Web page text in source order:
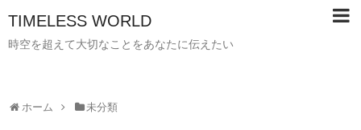
TIMELESS WORLD
時空を超えて大切なことをあなたに伝えたい
ホーム 未分類